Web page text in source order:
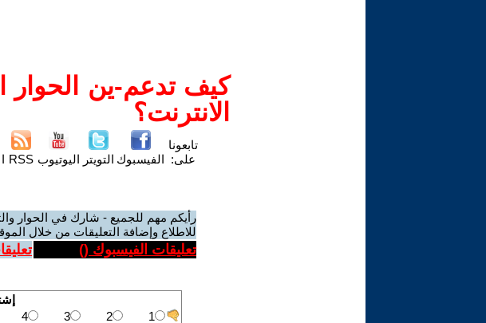
كيف تدعم-ين الحوار
الانترنت؟
تابعونا
على: الفيسبوك التويتر اليوتيوب RSS
رأيكم مهم للجميع - شارك في الحوار
للاطلاع وإضافة التعليقات من خلال
تعليقات الفيسبوك ()